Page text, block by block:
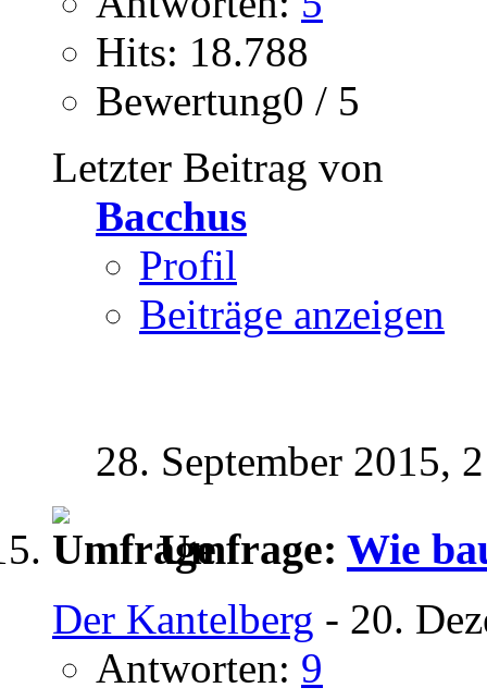
Hits: 18.788
Bewertung0 / 5
Letzter Beitrag von
Bacchus
Profil
Beiträge anzeigen
28. September 2015,
Umfrage: Wie
Der Kantelberg - 20.
Antworten: 9